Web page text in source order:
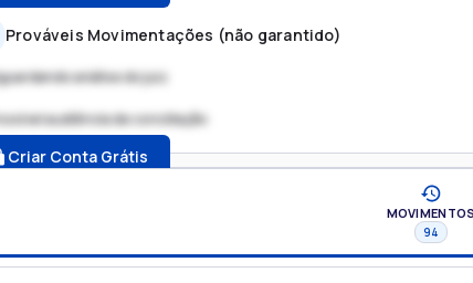
Prováveis Movimentações (não garantido)
análise do juiz
audiência de conciliação
Criar Conta Grátis
MOVIMENTOS
94